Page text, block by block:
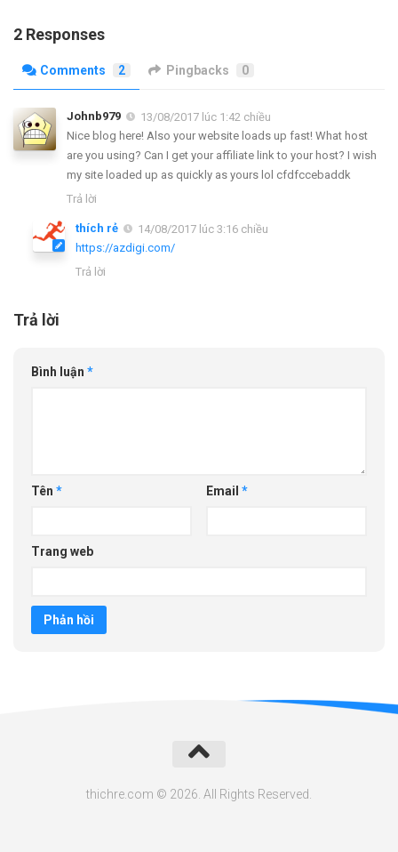
2 Responses
Comments 2 Pingbacks 0
Johnb979
13/08/2017 lúc 1:42 chiều
Nice blog here! Also your website loads up fast! What host
are you using? Can I get your affiliate link to your host? I wish
my site loaded up as quickly as yours lol cfdfccebaddk
Trả lời
thích rẻ
14/08/2017 lúc 3:16 chiều
https://azdigi.com/
Trả lời
Trả lời
Bình luận *
Tên * Email *
Trang web
thichre.com © 2026. All Rights Reserved.